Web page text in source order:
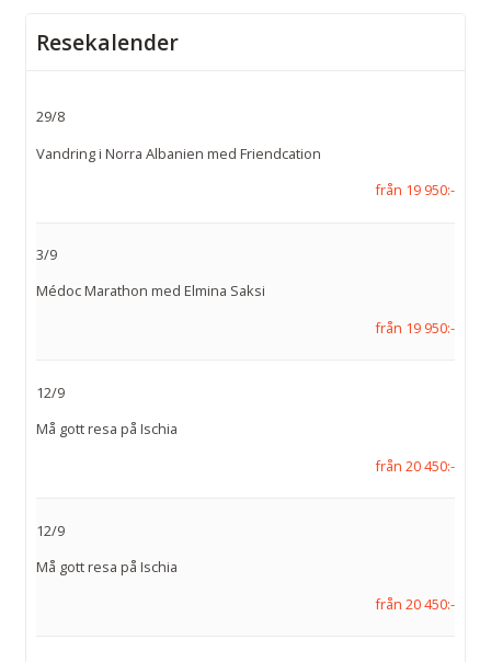
Resekalender
29/8
Vandring i Norra Albanien med Friendcation
från 19 950:-
3/9
Médoc Marathon med Elmina Saksi
från 19 950:-
12/9
Må gott resa på Ischia
från 20 450:-
12/9
Må gott resa på Ischia
från 20 450:-